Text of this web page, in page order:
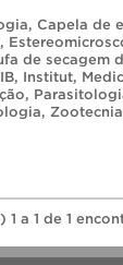
, Capela de
,
de secagem
IB, Institut,
,
, Zootecnia
a 1 de 1